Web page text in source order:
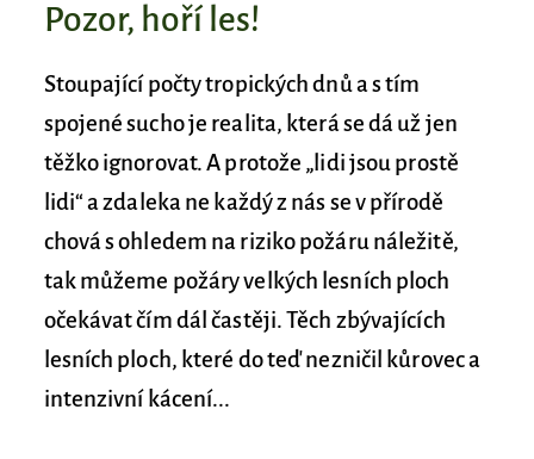
Pozor, hoří les!
Stoupající počty tropických dnů a s tím
spojené sucho je realita, která se dá už jen
těžko ignorovat. A protože „lidi jsou prostě
lidi“ a zdaleka ne každý z nás se v přírodě
chová s ohledem na riziko požáru náležitě,
tak můžeme požáry velkých lesních ploch
očekávat čím dál častěji. Těch zbývajících
lesních ploch, které do teď nezničil kůrovec a
intenzivní kácení...